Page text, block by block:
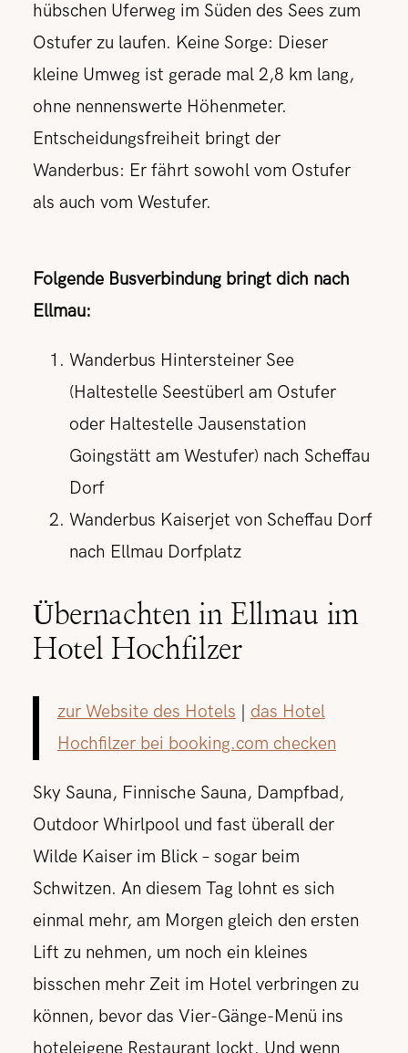
hübschen Uferweg im Süden des Sees zum
Ostufer zu laufen. Keine Sorge: Dieser
kleine Umweg ist gerade mal 2,8 km lang,
ohne nennenswerte Höhenmeter.
Entscheidungsfreiheit bringt der
Wanderbus: Er fährt sowohl vom Ostufer
als auch vom Westufer.
Folgende Busverbindung bringt dich nach
Ellmau:
Wanderbus Hintersteiner See
(Haltestelle Seestüberl am Ostufer
oder Haltestelle Jausenstation
Goingstätt am Westufer) nach Scheffau
Dorf
Wanderbus Kaiserjet von Scheffau Dorf
nach Ellmau Dorfplatz
Übernachten in Ellmau im
Hotel Hochfilzer
zur Website des Hotels
das Hotel
Hochfilzer bei booking.com checken
Sky Sauna, Finnische Sauna, Dampfbad,
Outdoor Whirlpool und fast überall der
Wilde Kaiser im Blick – sogar beim
Schwitzen. An diesem Tag lohnt es sich
einmal mehr, am Morgen gleich den ersten
Lift zu nehmen, um noch ein kleines
bisschen mehr Zeit im Hotel verbringen zu
können, bevor das Vier-Gänge-Menü ins